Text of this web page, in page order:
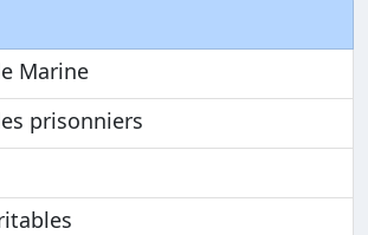
Marine
prisonniers